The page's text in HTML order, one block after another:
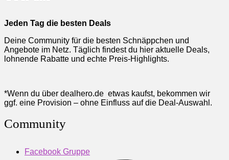
Jeden Tag die besten Deals
Deine Community für die besten Schnäppchen und
Angebote im Netz. Täglich findest du hier aktuelle Deals,
lohnende Rabatte und echte Preis-Highlights.
*Wenn du über dealhero.de etwas kaufst, bekommen wir
ggf. eine Provision – ohne Einfluss auf die Deal-Auswahl.
Community
Facebook Gruppe